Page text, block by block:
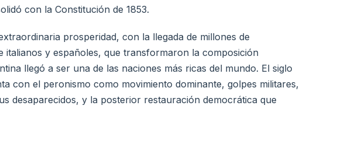
con la Constitución de 1853.
prosperidad, con la llegada de millones de
italianos y españoles, que transformaron la composición
llegó a ser una de las naciones más ricas del mundo. El siglo
con el peronismo como movimiento dominante, golpes militares,
desaparecidos, y la posterior restauración democrática que